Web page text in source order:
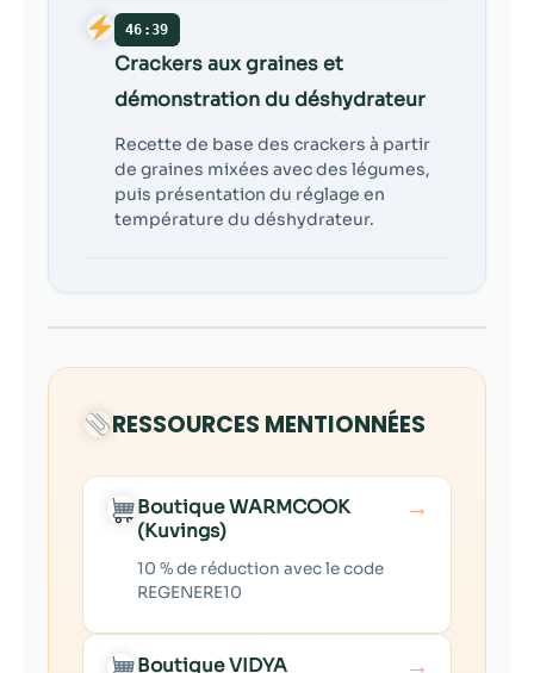
46:39
Crackers aux graines et
démonstration du déshydrateur
Recette de base des crackers à partir
de graines mixées avec des légumes,
puis présentation du réglage en
température du déshydrateur.
RESSOURCES MENTIONNÉES
Boutique WARMCOOK
(Kuvings)
10 % de réduction avec le code
REGENERE10
→
Boutique VIDYA →